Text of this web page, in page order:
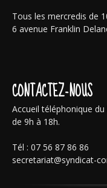
Tous les mercredis de
6 avenue Franklin
CONTACTEZ-NOUS
Accueil téléphonique
de 9h à 18h.
Tél : 07 56 87 86 86
secretariat@syndicat-